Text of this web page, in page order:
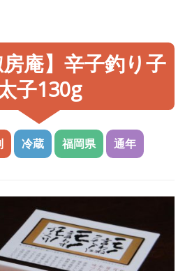
庵】辛子釣り子
子130g
冷蔵 福岡県 通年